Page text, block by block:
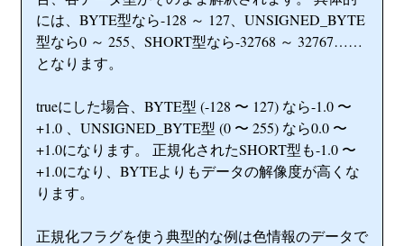
には、BYTE型なら-128 ～ 127、UNSIGNED_BYTE
型なら0 ～ 255、SHORT型なら-32768 ～ 32767……
となります。
trueにした場合、BYTE型 (-128 〜 127) なら-1.0 〜
+1.0 、UNSIGNED_BYTE型 (0 〜 255) なら0.0 〜
+1.0になります。 正規化されたSHORT型も-1.0 〜
+1.0になり、BYTEよりもデータの解像度が高くな
ります。
正規化フラグを使う典型的な例は色情報のデータで